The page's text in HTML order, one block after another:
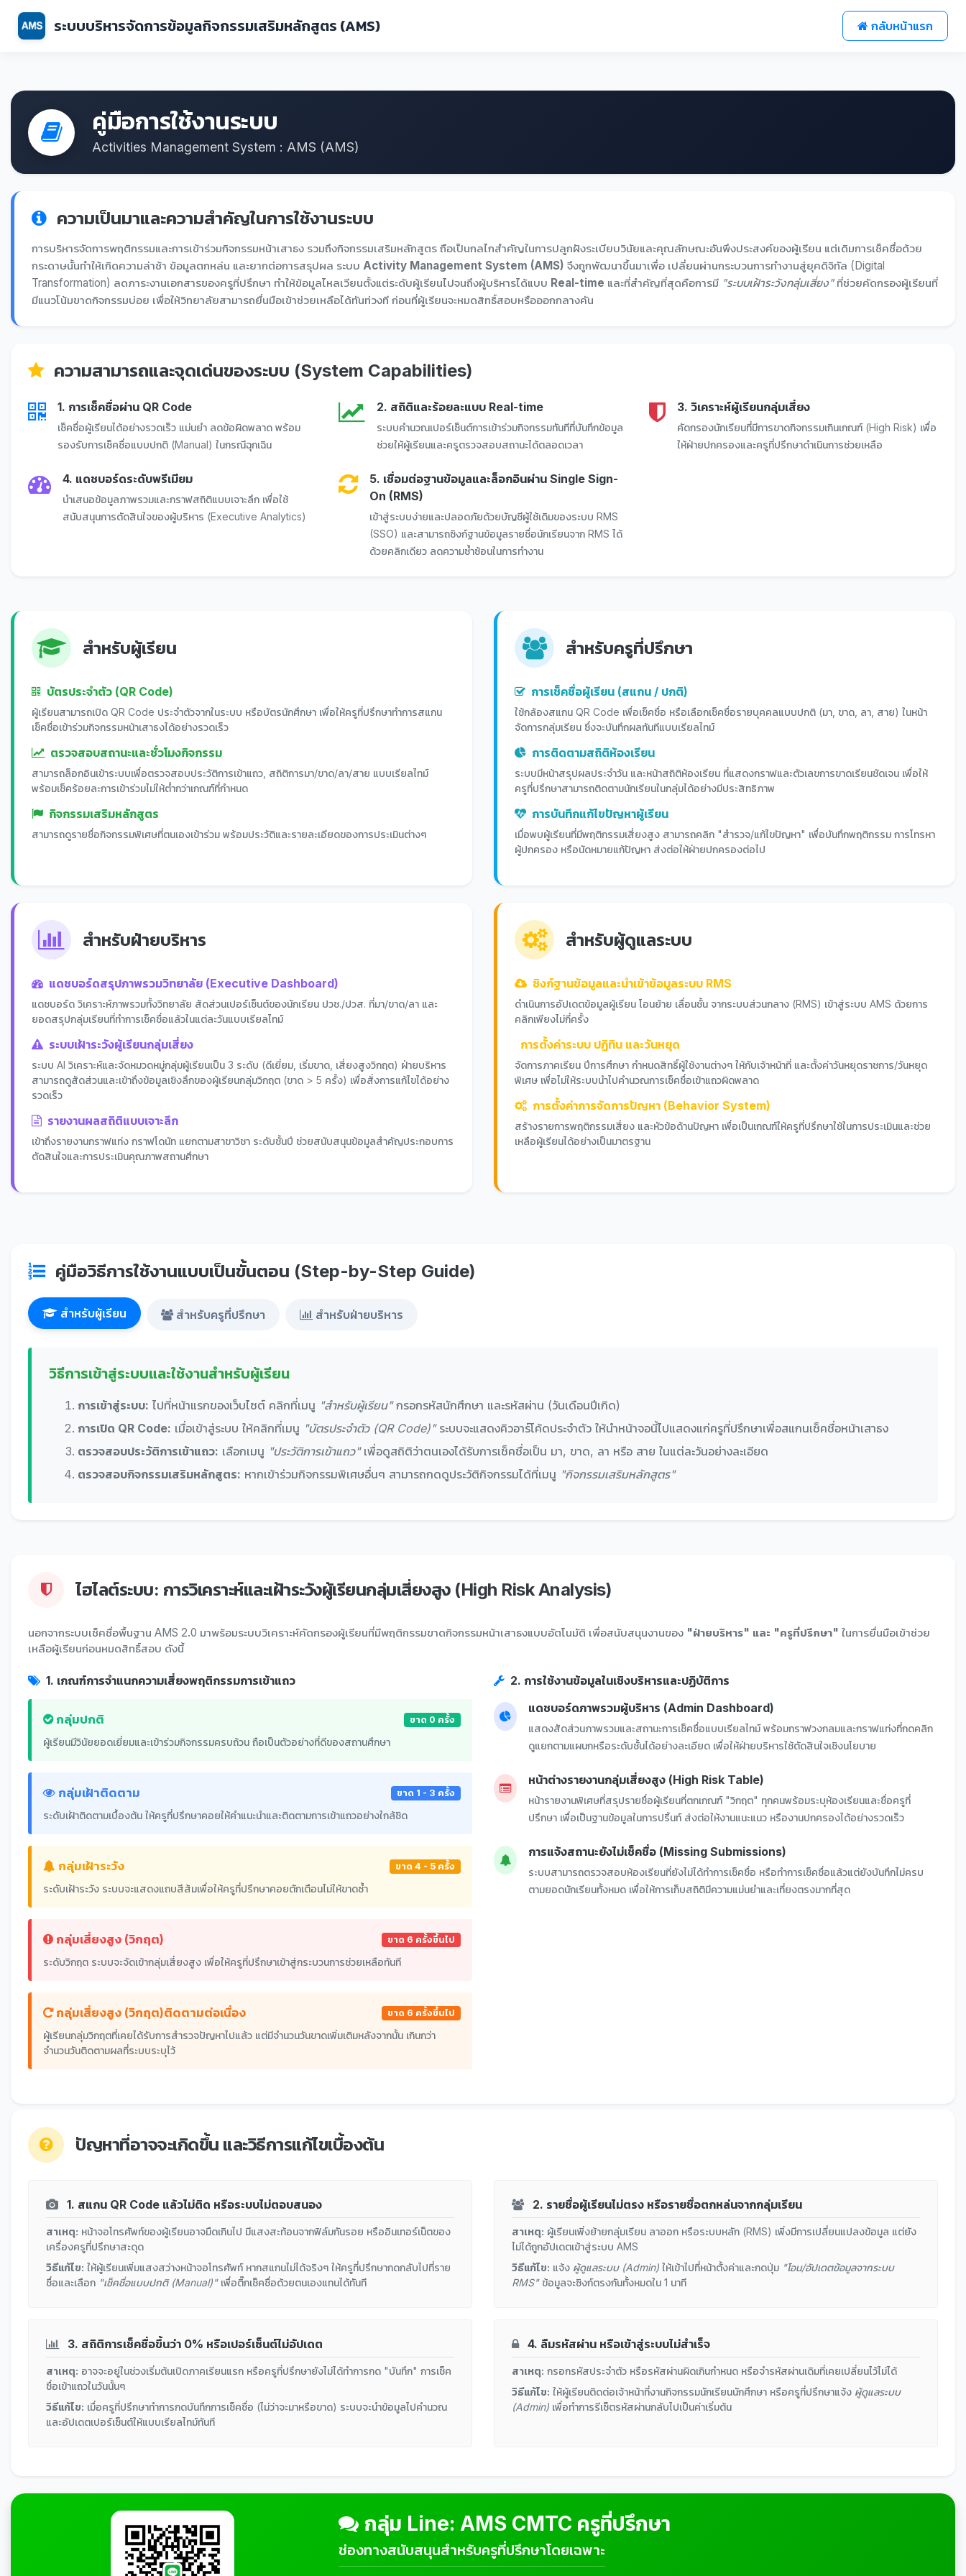
ระบบบริหารจัดการข้อมูลกิจกรรมเสริมหลักสูตร (AMS) กลับหน้าแรก
คู่มือการใช้งานระบบ
Activities Management System : AMS (AMS)
ความเป็นมาและความสำคัญในการใช้งานระบบ
การบริหารจัดการพฤติกรรมและการเข้าร่วมกิจกรรมหน้าเสาธง รวมถึงกิจกรรมเสริมหลักสูตร ถือเป็นกลไกสำคัญในการปลูกฝังระเบียบวินัยและคุณลักษณะอันพึงประสงค์ของผู้เรียน แต่เดิมการเช็คชื่อด้วย
กระดาษนั้นทำให้เกิดความล่าช้า ข้อมูลตกหล่น และยากต่อการสรุปผล ระบบ Activity Management System (AMS) จึงถูกพัฒนาขึ้นมาเพื่อ เปลี่ยนผ่านกระบวนการทำงานสู่ยุคดิจิทัล (Digital
Transformation) ลดภาระงานเอกสารของครูที่ปรึกษา ทำให้ข้อมูลไหลเวียนตั้งแต่ระดับผู้เรียนไปจนถึงผู้บริหารได้แบบ Real-time และที่สำคัญที่สุดคือการมี "ระบบเฝ้าระวังกลุ่มเสี่ยง"ที่ช่วยคัดกรองผู้เรียนที่
มีแนวโน้มขาดกิจกรรมบ่อย เพื่อให้วิทยาลัยสามารถยื่นมือเข้าช่วยเหลือได้ทันท่วงที ก่อนที่ผู้เรียนจะหมดสิทธิ์สอบหรือออกกลางคัน
ความสามารถและจุดเด่นของระบบ (System Capabilities)
1. การเช็คชื่อผ่าน QR Code
เช็คชื่อผู้เรียนได้อย่างรวดเร็ว แม่นยำ ลดข้อผิดพลาด พร้อม
รองรับการเช็คชื่อแบบปกติ (Manual) ในกรณีฉุกเฉิน
2. สถิติและร้อยละแบบ Real-time
ระบบคำนวณเปอร์เซ็นต์การเข้าร่วมกิจกรรมทันทีที่บันทึกข้อมูล
ช่วยให้ผู้เรียนและครูตรวจสอบสถานะได้ตลอดเวลา
3. วิเคราะห์ผู้เรียนกลุ่มเสี่ยง
คัดกรองนักเรียนที่มีการขาดกิจกรรมเกินเกณฑ์ (High Risk) เพื่อ
ให้ฝ่ายปกครองและครูที่ปรึกษาดำเนินการช่วยเหลือ
4. แดชบอร์ดระดับพรีเมียม
นำเสนอข้อมูลภาพรวมและกราฟสถิติแบบเจาะลึก เพื่อใช้
สนับสนุนการตัดสินใจของผู้บริหาร (Executive Analytics)
5. เชื่อมต่อฐานข้อมูลและล็อกอินผ่าน Single Sign-
On (RMS)
เข้าสู่ระบบง่ายและปลอดภัยด้วยบัญชีผู้ใช้เดิมของระบบ RMS
(SSO) และสามารถซิงก์ฐานข้อมูลรายชื่อนักเรียนจาก RMS ได้
ด้วยคลิกเดียว ลดความซ้ำซ้อนในการทำงาน
สำหรับผู้เรียน
บัตรประจำตัว (QR Code)
ผู้เรียนสามารถเปิด QR Code ประจำตัวจากในระบบ หรือบัตรนักศึกษา เพื่อให้ครูที่ปรึกษาทำการสแกน
เช็คชื่อเข้าร่วมกิจกรรมหน้าเสาธงได้อย่างรวดเร็ว
ตรวจสอบสถานะและชั่วโมงกิจกรรม
สามารถล็อกอินเข้าระบบเพื่อตรวจสอบประวัติการเข้าแถว, สถิติการมา/ขาด/ลา/สาย แบบเรียลไทม์
พร้อมเช็คร้อยละการเข้าร่วมไม่ให้ต่ำกว่าเกณฑ์ที่กำหนด
กิจกรรมเสริมหลักสูตร
สามารถดูรายชื่อกิจกรรมพิเศษที่ตนเองเข้าร่วม พร้อมประวัติและรายละเอียดของการประเมินต่างๆ
สำหรับครูที่ปรึกษา
การเช็คชื่อผู้เรียน (สแกน / ปกติ)
ใช้กล้องสแกน QR Code เพื่อเช็คชื่อ หรือเลือกเช็คชื่อรายบุคคลแบบปกติ (มา, ขาด, ลา, สาย) ในหน้า
จัดการกลุ่มเรียน ซึ่งจะบันทึกผลทันทีแบบเรียลไทม์
การติดตามสถิติห้องเรียน
ระบบมีหน้าสรุปผลประจำวัน และหน้าสถิติห้องเรียน ที่แสดงกราฟและตัวเลขการขาดเรียนชัดเจน เพื่อให้
ครูที่ปรึกษาสามารถติดตามนักเรียนในกลุ่มได้อย่างมีประสิทธิภาพ
การบันทึกแก้ไขปัญหาผู้เรียน
เมื่อพบผู้เรียนที่มีพฤติกรรมเสี่ยงสูง สามารถคลิก "สำรวจ/แก้ไขปัญหา" เพื่อบันทึกพฤติกรรม การโทรหา
ผู้ปกครอง หรือนัดหมายแก้ปัญหา ส่งต่อให้ฝ่ายปกครองต่อไป
สำหรับฝ่ายบริหาร
แดชบอร์ดสรุปภาพรวมวิทยาลัย (Executive Dashboard)
แดชบอร์ด วิเคราะห์ภาพรวมทั้งวิทยาลัย สัดส่วนเปอร์เซ็นต์ของนักเรียน ปวช./ปวส. ที่มา/ขาด/ลา และ
ยอดสรุปกลุ่มเรียนที่ทำการเช็คชื่อแล้วในแต่ละวันแบบเรียลไทม์
ระบบเฝ้าระวังผู้เรียนกลุ่มเสี่ยง
ระบบ AI วิเคราะห์และจัดหมวดหมู่กลุ่มผู้เรียนเป็น 3 ระดับ (ดีเยี่ยม, เริ่มขาด, เสี่ยงสูงวิกฤต) ฝ่ายบริหาร
สามารถดูสัดส่วนและเข้าถึงข้อมูลเชิงลึกของผู้เรียนกลุ่มวิกฤต (ขาด > 5 ครั้ง) เพื่อสั่งการแก้ไขได้อย่าง
รวดเร็ว
รายงานผลสถิติแบบเจาะลึก
เข้าถึงรายงานกราฟแท่ง กราฟโดนัท แยกตามสาขาวิชา ระดับชั้นปี ช่วยสนับสนุนข้อมูลสำคัญประกอบการ
ตัดสินใจและการประเมินคุณภาพสถานศึกษา
สำหรับผู้ดูแลระบบ
ซิงก์ฐานข้อมูลและนำเข้าข้อมูลระบบ RMS
ดำเนินการอัปเดตข้อมูลผู้เรียน โอนย้าย เลื่อนชั้น จากระบบส่วนกลาง (RMS) เข้าสู่ระบบ AMS ด้วยการ
คลิกเพียงไม่กี่ครั้ง
การตั้งค่าระบบ ปฏิทิน และวันหยุด
จัดการภาคเรียน ปีการศึกษา กำหนดสิทธิ์ผู้ใช้งานต่างๆ ให้กับเจ้าหน้าที่ และตั้งค่าวันหยุดราชการ/วันหยุด
พิเศษ เพื่อไม่ให้ระบบนำไปคำนวณการเช็คชื่อเข้าแถวผิดพลาด
การตั้งค่าการจัดการปัญหา (Behavior System)
สร้างรายการพฤติกรรมเสี่ยง และหัวข้อด้านปัญหา เพื่อเป็นเกณฑ์ให้ครูที่ปรึกษาใช้ในการประเมินและช่วย
เหลือผู้เรียนได้อย่างเป็นมาตรฐาน
คู่มือวิธีการใช้งานแบบเป็นขั้นตอน (Step-by-Step Guide)
สำหรับผู้เรียน สำหรับครูที่ปรึกษา สำหรับฝ่ายบริหาร
วิธีการเข้าสู่ระบบและใช้งานสำหรับผู้เรียน
การเข้าสู่ระบบ: ไปที่หน้าแรกของเว็บไซต์ คลิกที่เมนู "สำหรับผู้เรียน"กรอกรหัสนักศึกษา และรหัสผ่าน (วันเดือนปีเกิด)
การเปิด QR Code: เมื่อเข้าสู่ระบบ ให้คลิกที่เมนู "บัตรประจำตัว (QR Code)"ระบบจะแสดงคิวอาร์โค้ดประจำตัว ให้นำหน้าจอนี้ไปแสดงแก่ครูที่ปรึกษาเพื่อสแกนเช็คชื่อหน้าเสาธง
ตรวจสอบประวัติการเข้าแถว: เลือกเมนู "ประวัติการเข้าแถว"เพื่อดูสถิติว่าตนเองได้รับการเช็คชื่อเป็น มา, ขาด, ลา หรือ สาย ในแต่ละวันอย่างละเอียด
ตรวจสอบกิจกรรมเสริมหลักสูตร: หากเข้าร่วมกิจกรรมพิเศษอื่นๆ สามารถกดดูประวัติกิจกรรมได้ที่เมนู "กิจกรรมเสริมหลักสูตร"
ไฮไลต์ระบบ: การวิเคราะห์และเฝ้าระวังผู้เรียนกลุ่มเสี่ยงสูง (High Risk Analysis)
นอกจากระบบเช็คชื่อพื้นฐาน AMS 2.0 มาพร้อมระบบวิเคราะห์คัดกรองผู้เรียนที่มีพฤติกรรมขาดกิจกรรมหน้าเสาธงแบบอัตโนมัติ เพื่อสนับสนุนงานของ "ฝ่ายบริหาร" และ "ครูที่ปรึกษา" ในการยื่นมือเข้าช่วย
เหลือผู้เรียนก่อนหมดสิทธิ์สอบ ดังนี้
1. เกณฑ์การจำแนกความเสี่ยงพฤติกรรมการเข้าแถว
กลุ่มปกติ ขาด 0 ครั้ง
ผู้เรียนมีวินัยยอดเยี่ยมและเข้าร่วมกิจกรรมครบถ้วน ถือเป็นตัวอย่างที่ดีของสถานศึกษา
กลุ่มเฝ้าติดตาม ขาด 1 - 3 ครั้ง
ระดับเฝ้าติดตามเบื้องต้น ให้ครูที่ปรึกษาคอยให้คำแนะนำและติดตามการเข้าแถวอย่างใกล้ชิด
กลุ่มเฝ้าระวัง ขาด 4 - 5 ครั้ง
ระดับเฝ้าระวัง ระบบจะแสดงแถบสีส้มเพื่อให้ครูที่ปรึกษาคอยตักเตือนไม่ให้ขาดซ้ำ
กลุ่มเสี่ยงสูง (วิกฤต) ขาด 6 ครั้งขึ้นไป
ระดับวิกฤต ระบบจะจัดเข้ากลุ่มเสี่ยงสูง เพื่อให้ครูที่ปรึกษาเข้าสู่กระบวนการช่วยเหลือทันที
กลุ่มเสี่ยงสูง (วิกฤต)ติดตามต่อเนื่อง ขาด 6 ครั้งขึ้นไป
ผู้เรียนกลุ่มวิกฤตที่เคยได้รับการสำรวจปัญหาไปแล้ว แต่มีจำนวนวันขาดเพิ่มเติมหลังจากนั้น เกินกว่า
จำนวนวันติดตามผลที่ระบบระบุไว้
2. การใช้งานข้อมูลในเชิงบริหารและปฏิบัติการ
แดชบอร์ดภาพรวมผู้บริหาร (Admin Dashboard)
แสดงสัดส่วนภาพรวมและสถานะการเช็คชื่อแบบเรียลไทม์ พร้อมกราฟวงกลมและกราฟแท่งที่กดคลิก
ดูแยกตามแผนกหรือระดับชั้นได้อย่างละเอียด เพื่อให้ฝ่ายบริหารใช้ตัดสินใจเชิงนโยบาย
หน้าต่างรายงานกลุ่มเสี่ยงสูง (High Risk Table)
หน้ารายงานพิเศษที่สรุปรายชื่อผู้เรียนที่ตกเกณฑ์ "วิกฤต" ทุกคนพร้อมระบุห้องเรียนและชื่อครูที่
ปรึกษา เพื่อเป็นฐานข้อมูลในการปริ้นท์ ส่งต่อให้งานแนะแนว หรืองานปกครองได้อย่างรวดเร็ว
การแจ้งสถานะยังไม่เช็คชื่อ (Missing Submissions)
ระบบสามารถตรวจสอบห้องเรียนที่ยังไม่ได้ทำการเช็คชื่อ หรือทำการเช็คชื่อแล้วแต่ยังบันทึกไม่ครบ
ตามยอดนักเรียนทั้งหมด เพื่อให้การเก็บสถิติมีความแม่นยำและเที่ยงตรงมากที่สุด
ปัญหาที่อาจจะเกิดขึ้น และวิธีการแก้ไขเบื้องต้น
1. สแกน QR Code แล้วไม่ติด หรือระบบไม่ตอบสนอง
สาเหตุ: หน้าจอโทรศัพท์ของผู้เรียนอาจมืดเกินไป มีแสงสะท้อนจากฟิล์มกันรอย หรืออินเทอร์เน็ตของ
เครื่องครูที่ปรึกษาสะดุด
วิธีแก้ไข: ให้ผู้เรียนเพิ่มแสงสว่างหน้าจอโทรศัพท์ หากสแกนไม่ได้จริงๆ ให้ครูที่ปรึกษากดกลับไปที่ราย
ชื่อและเลือก "เช็คชื่อแบบปกติ (Manual)"เพื่อติ๊กเช็คชื่อด้วยตนเองแทนได้ทันที
2. รายชื่อผู้เรียนไม่ตรง หรือรายชื่อตกหล่นจากกลุ่มเรียน
สาเหตุ: ผู้เรียนเพิ่งย้ายกลุ่มเรียน ลาออก หรือระบบหลัก (RMS) เพิ่งมีการเปลี่ยนแปลงข้อมูล แต่ยัง
ไม่ได้ถูกอัปเดตเข้าสู่ระบบ AMS
วิธีแก้ไข: แจ้ง ผู้ดูแลระบบ (Admin) ให้เข้าไปที่หน้าตั้งค่าและกดปุ่ม "โอน/อัปเดตข้อมูลจากระบบ
RMS"ข้อมูลจะซิงก์ตรงกันทั้งหมดใน 1 นาที
3. สถิติการเช็คชื่อขึ้นว่า 0% หรือเปอร์เซ็นต์ไม่อัปเดต
สาเหตุ: อาจจะอยู่ในช่วงเริ่มต้นเปิดภาคเรียนแรก หรือครูที่ปรึกษายังไม่ได้ทำการกด "บันทึก" การเช็ค
ชื่อเข้าแถวในวันนั้นๆ
วิธีแก้ไข: เมื่อครูที่ปรึกษาทำการกดบันทึกการเช็คชื่อ (ไม่ว่าจะมาหรือขาด) ระบบจะนำข้อมูลไปคำนวณ
และอัปเดตเปอร์เซ็นต์ให้แบบเรียลไทม์ทันที
4. ลืมรหัสผ่าน หรือเข้าสู่ระบบไม่สำเร็จ
สาเหตุ: กรอกรหัสประจำตัว หรือรหัสผ่านผิดเกินกำหนด หรือจำรหัสผ่านเดิมที่เคยเปลี่ยนไว้ไม่ได้
วิธีแก้ไข: ให้ผู้เรียนติดต่อเจ้าหน้าที่งานกิจกรรมนักเรียนนักศึกษา หรือครูที่ปรึกษาแจ้ง ผู้ดูแลระบบ
(Admin) เพื่อทำการรีเซ็ตรหัสผ่านกลับไปเป็นค่าเริ่มต้น
กลุ่ม Line: AMS CMTC ครูที่ปรึกษา
ช่องทางสนับสนุนสำหรับครูที่ปรึกษาโดยเฉพาะ